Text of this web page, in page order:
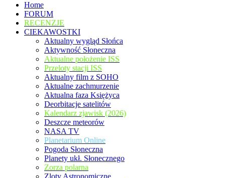
Home
FORUM
RECENZJE
CIEKAWOSTKI
Aktualny wygląd Słońca
Aktywność Słoneczna
Aktualne położenie ISS
Przeloty stacji ISS
Aktualny film z SOHO
Aktualne zachmurzenie
Aktualna faza Księżyca
Deorbitacje satelitów
Kalendarz zjawisk (2026)
Deszcze meteorów
NASA TV
Planetarium Online
Pogoda Słoneczna
Planety ukł. Słonecznego
Zorza polarna
Zloty Astronomiczne